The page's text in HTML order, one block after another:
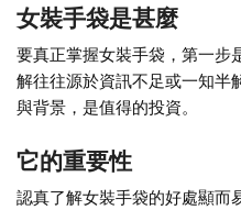
女裝手袋是甚麼
要真正掌握女裝手袋，第一步
解往往源於資訊不足或一知半
與背景，是值得的投資。
它的重要性
認真了解女裝手袋的好處顯而